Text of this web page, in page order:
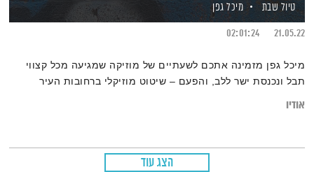
טיול שבת
מיכל גפן
21.05.22
02:01:24
מיכל גפן מזמינה אתכם לשעתיים של מוזיקה שמגיעה מכל קצווי
תבל ונכנסת ישר ללב, והפעם – שיטוט מוזיקלי ברחובות העיר
אודיו
הצג עוד